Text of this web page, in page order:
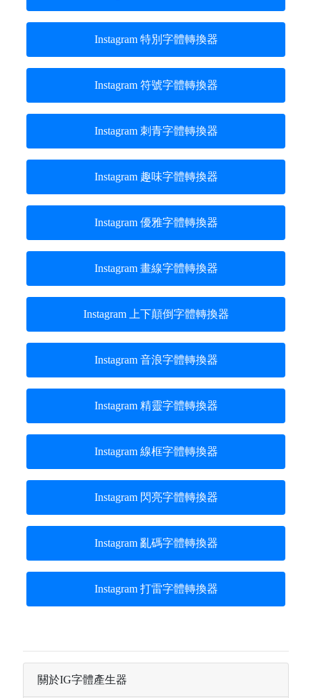
Instagram 特別字體轉換器
Instagram 符號字體轉換器
Instagram 刺青字體轉換器
Instagram 趣味字體轉換器
Instagram 優雅字體轉換器
Instagram 畫線字體轉換器
Instagram 上下顛倒字體轉換器
Instagram 音浪字體轉換器
Instagram 精靈字體轉換器
Instagram 線框字體轉換器
Instagram 閃亮字體轉換器
Instagram 亂碼字體轉換器
Instagram 打雷字體轉換器
關於IG字體產生器